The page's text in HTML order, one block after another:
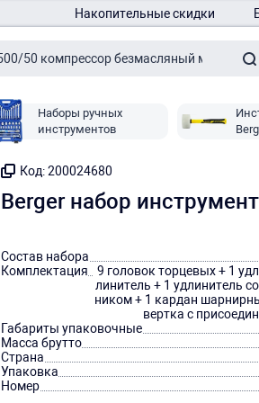
Накопительные скидки
Наборы ручных
инструментов
Код: 200024680
Berger набор
Состав набора
Комплектация
9 головок торцевых + 1
линитель + 1 удлинитель
ником + 1 кардан
вертка с
Габариты упаковочные
Масса брутто
Страна
Упаковка
Номер